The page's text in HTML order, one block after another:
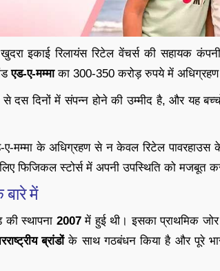
इकाई रिलायंस रिटेल वेंचर्स की सहायक
एड-ए-मम्माका 300-350 करोड़ रुपये में
दस दिनों में संपन्न होने की उम्मीद है, और यह
एड-ए-मम्मा के अधिग्रहण से न केवल रिटेल
फिजिकल स्टोर्स में अपनी उपस्थिति को मजबूत
में
की स्थापना 2007में हुई थी। इसका प्राथमिक
ब्रांडोंके साथ गठबंधन किया है और पूरे